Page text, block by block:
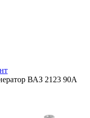
ВАЗ 2123 90А